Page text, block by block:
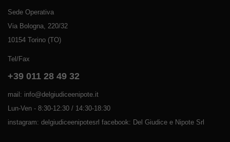
Sede Operativa
Via Bologna, 220/32
10154 Torino (TO)
Tel/Fax
+39 011 28 49 32
mail: info@delgiudiceenipote.it
Lun-Ven - 8:30-12:30 / 14:30-18:30
instagram: delgiudiceenipotesrl facebook: Del Giudice e Nipote Srl